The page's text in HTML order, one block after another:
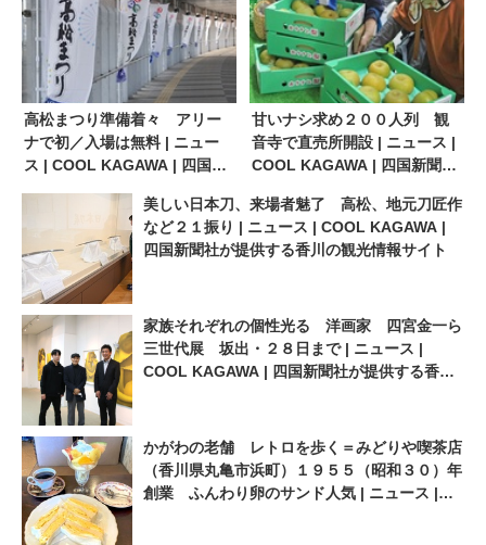
高松まつり準備着々 アリー
ナで初／入場は無料 | ニュー
ス | COOL KAGAWA | 四国新
甘いナシ求め２００人列 観
音寺で直売所開設 | ニュース |
COOL KAGAWA | 四国新聞社
イト
美しい日本刀、来場者魅了 高松、地元刀匠作
など２１振り | ニュース | COOL KAGAWA |
四国新聞社が提供する香川の観光情報サイト
家族それぞれの個性光る 洋画家 四宮金一ら
三世代展 坂出・２８日まで | ニュース |
COOL KAGAWA | 四国新聞社が提供する香川
かがわの老舗 レトロを歩く＝みどりや喫茶店
（香川県丸亀市浜町）１９５５（昭和３０）年
創業 ふんわり卵のサンド人気 | ニュース |